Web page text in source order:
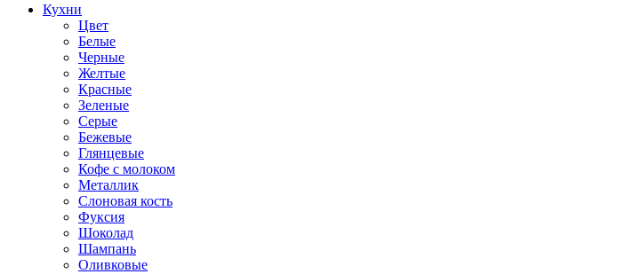
Кухни
Цвет
Белые
Черные
Желтые
Красные
Зеленые
Серые
Бежевые
Глянцевые
Кофе с молоком
Металлик
Слоновая кость
Фуксия
Шоколад
Шампань
Оливковые